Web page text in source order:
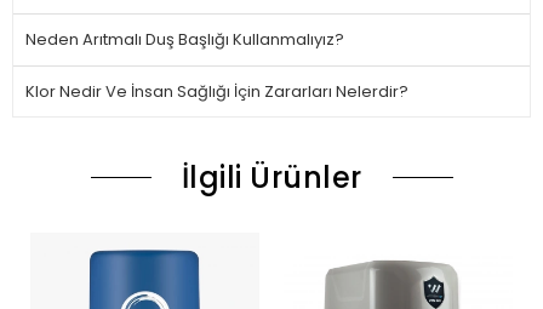
Neden Arıtmalı Duş Başlığı Kullanmalıyız?
Klor Nedir Ve İnsan Sağlığı İçin Zararları Nelerdir?
İlgili Ürünler